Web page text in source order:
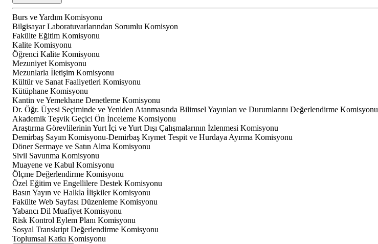
Burs ve Yardım Komisyonu
Bilgisayar Laboratuvarlarından Sorumlu Komisyon
Fakülte Eğitim Komisyonu
Kalite Komisyonu
Öğrenci Kalite Komisyonu
Mezuniyet Komisyonu
Mezunlarla İletişim Komisyonu
Kültür ve Sanat Faaliyetleri Komisyonu
Kütüphane Komisyonu
Kantin ve Yemekhane Denetleme Komisyonu
Dr. Öğr. Üyesi Seçiminde ve Yeniden Atanmasında Bilimsel Yayınları ve Durumlarını Değerlendirme Komisyonu
Akademik Teşvik Geçici Ön İnceleme Komsiyonu
Araştırma Görevlilerinin Yurt İçi ve Yurt Dışı Çalışmalarının İzlenmesi Komisyonu
Demirbaş Sayım Komisyonu-Demirbaş Kıymet Tespit ve Hurdaya Ayırma Komisyonu
Döner Sermaye ve Satın Alma Komisyonu
Sivil Savunma Komisyonu
Muayene ve Kabul Komisyonu
Ölçme Değerlendirme Komisyonu
Özel Eğitim ve Engellilere Destek Komisyonu
Basın Yayın ve Halkla İlişkiler Komisyonu
Fakülte Web Sayfası Düzenleme Komisyonu
Yabancı Dil Muafiyet Komisyonu
Risk Kontrol Eylem Planı Komisyonu
Sosyal Transkript Değerlendirme Komisyonu
Toplumsal Katkı Komisyonu